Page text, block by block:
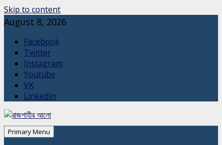
Skip to content
August 8, 2026
Facebook
Twitter
Instagram
Youtube
VK
LinkedIn
Primary Menu